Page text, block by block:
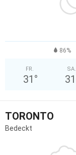
86%
FR.
31 °
SA.
31
TORONTO
Bedeckt